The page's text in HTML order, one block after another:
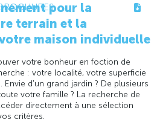
pour la
terrain et la
maison individuelle
votre bonheur en foction de
: votre localité, votre superficie
Envie d'un grand jardin ? De plusieurs
votre famille ? La recherche de
directement à une sélection
critères.